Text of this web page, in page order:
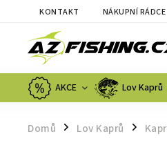
KONTAKT NÁKUPNÍ RÁDCE
AKCE Lov Kaprů
Domů / Lov Kaprů /